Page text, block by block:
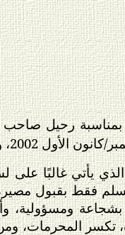
بمناسبة رحيل صاحب
وما دار فيها من نقاشات.
يأتي غالبًا على
يسلم فقط بقبول
ومسؤولية،
تكسر المحرمات،